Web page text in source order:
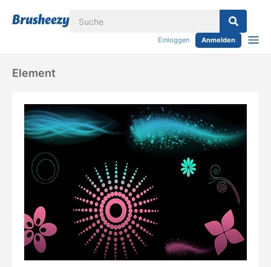
Einloggen Anmelden
Element